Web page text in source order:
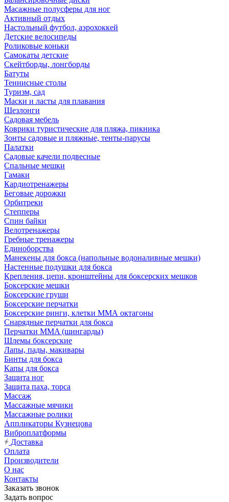
Масажные полусферы для ног
Активный отдых
Настольный футбол, аэрохоккей
Детские велосипеды
Роликовые коньки
Самокаты детские
Скейтборды, лонгборды
Батуты
Теннисные столы
Туризм, сад
Маски и ласты для плавания
Шезлонги
Садовая мебель
Коврики туристические для пляжа, пикника
Зонты садовые и пляжные, тенты-парусы
Палатки
Садовые качели подвесные
Спальные мешки
Гамаки
Кардиотренажеры
Беговые дорожки
Орбитреки
Степперы
Спин байки
Велотренажеры
Гребные тренажеры
Единоборства
Манекены для бокса (напольные водоналивные мешки)
Настенные подушки для бокса
Крепления, цепи, кронштейны для боксерских мешков
Боксерские мешки
Боксерские груши
Боксерские перчатки
Боксерские ринги, клетки ММА октагоны
Снарядные перчатки для бокса
Перчатки MMA (шингарды)
Шлемы боксерские
Лапы, пады, макивары
Бинты для бокса
Капы для бокса
Защита ног
Защита паха, торса
Массаж
Массажные мячики
Массажные ролики
Аппликаторы Кузнецова
Виброплатформы
Доставка
Оплата
Производители
О нас
Контакты
Заказать звонок
Задать вопрос